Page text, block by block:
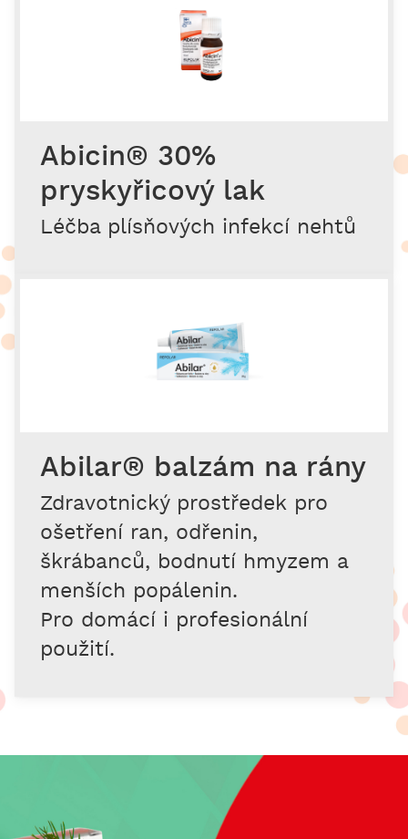
Abicin® 30%
pryskyřicový lak
Léčba plísňových infekcí nehtů
Abilar® balzám na rány
Zdravotnický prostředek pro
ošetření ran, odřenin,
škrábanců, bodnutí hmyzem a
menších popálenin.
Pro domácí i profesionální
použití.